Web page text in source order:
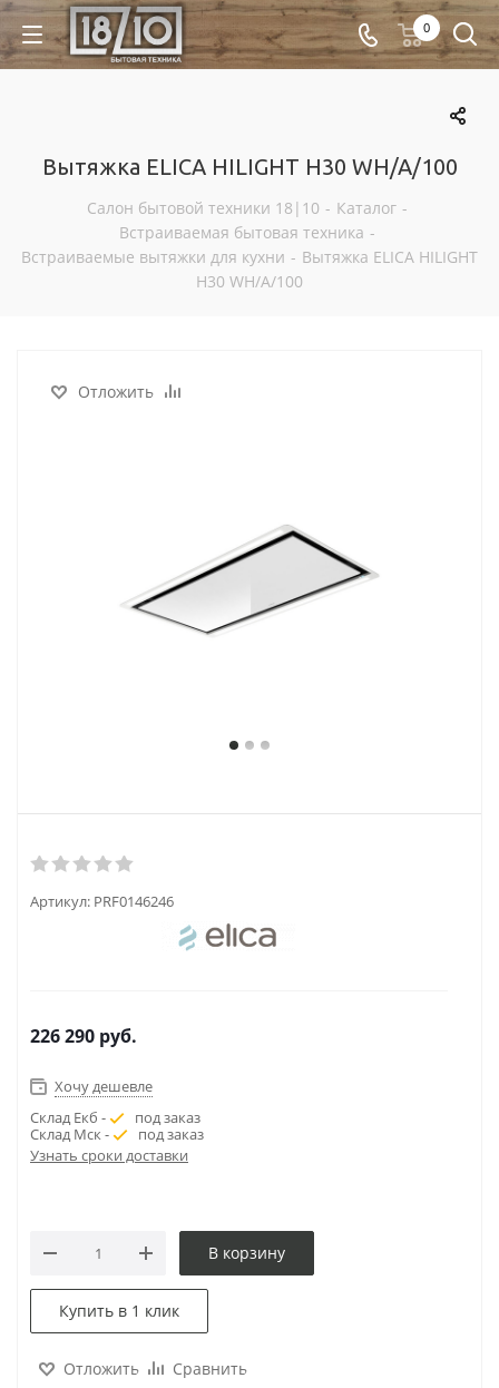
0
Вытяжка ELICA HILIGHT H30 WH/A/100
Салон бытовой техники 18|10 - Каталог -
Встраиваемая бытовая техника -
Встраиваемые вытяжки для кухни - Вытяжка ELICA HILIGHT
H30 WH/A/100
Отложить
Артикул: PRF0146246
226 290 руб.
Хочу дешевле
Склад Екб -
под заказ
Склад Мск -
под заказ
Узнать сроки доставки
В корзину
Купить в 1 клик
Отложить Сравнить